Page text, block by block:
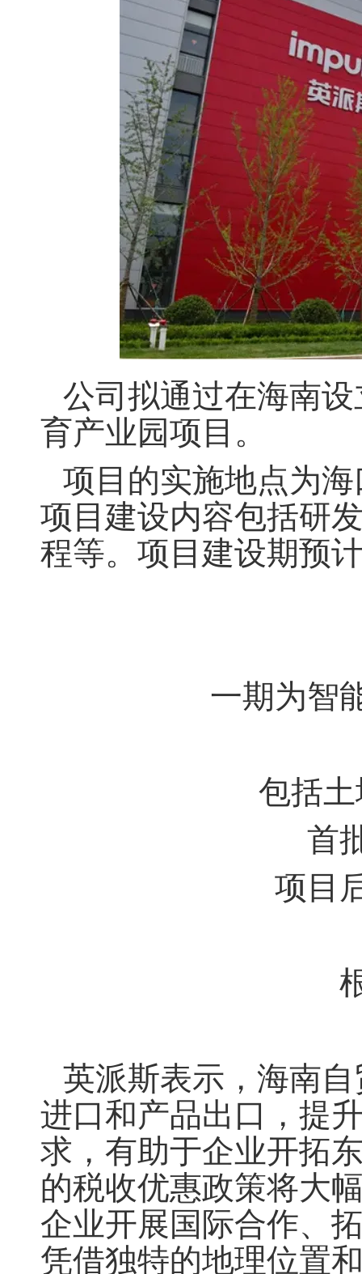
公司拟通过在海南
育产业园项目。
项目的实施地点为
项目建设内容包括研
程等。项目建设期预
一期为智
包括
首
项目
英派斯表示， 海南
进口和产品出口，提
求，有助于企业开拓
的税收优惠政策将大
企业开展国际合作、
凭借独特的地理位置